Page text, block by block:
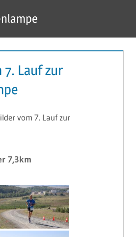
7. Lauf zur
vom 7. Lauf zur
7,3km